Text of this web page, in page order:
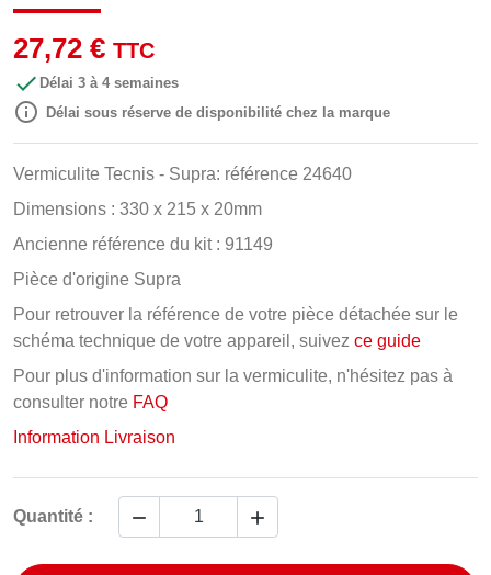
27,72 € TTC
 Délai 3 à 4 semaines
 Délai sous réserve de disponibilité chez la marque
Vermiculite Tecnis - Supra: référence 24640
Dimensions : 330 x 215 x 20mm
Ancienne référence du kit : 91149
Pièce d'origine Supra
Pour retrouver la référence de votre pièce détachée sur le
schéma technique de votre appareil, suivez ce guide
Pour plus d'information sur la vermiculite, n'hésitez pas à
consulter notre FAQ
Information Livraison
Quantité :  